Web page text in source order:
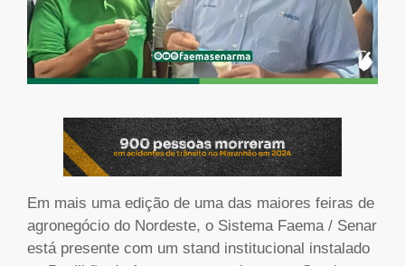
Em mais uma edição de uma das maiores feiras de
agronegócio do Nordeste, o Sistema Faema / Senar
está presente com um stand institucional instalado